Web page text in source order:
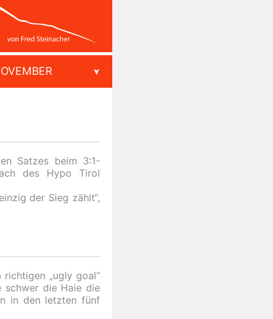
Satzes beim 3:1-
des Hypo Tirol
der Sieg zählt“,
richtigen „ugly goal“
schwer die Haie die
in den letzten fünf